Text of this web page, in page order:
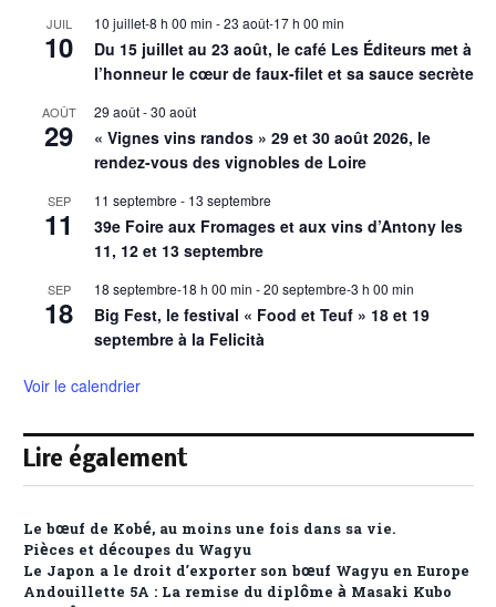
JUIL
10
10 juillet-8 h 00 min -23 août-17 h 00 min
Du 15 juillet au 23 août, le café Les Éditeurs met à
l’honneur le cœur de faux-filet et sa sauce secrète
AOÛT
29
29 août-30 août
« Vignes vins randos » 29 et 30 août 2026, le
rendez-vous des vignobles de Loire
SEP
11
11 septembre - 13 septembre
39e Foire aux Fromages et aux vins d’Antony les
11, 12 et 13 septembre
SEP
18
18 septembre-18 h 00 min -20 septembre-3 h 00 min
Big Fest, le festival « Food et Teuf » 18 et 19
septembre à la Felicità
Voir le calendrier
Lire également
Le bœuf de Kobé, au moins une fois dans sa vie.
Pièces et découpes du Wagyu
Le Japon a le droit d’exporter son bœuf Wagyu en Europe
Andouillette 5A : La remise du diplôme à Masaki Kubo